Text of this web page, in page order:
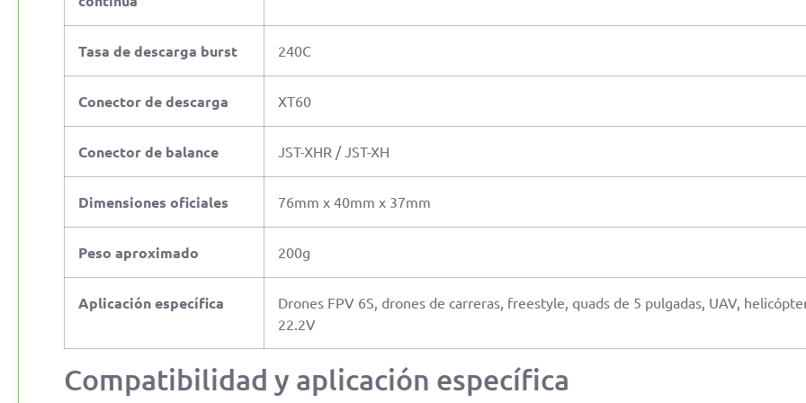
Tasa de descarga burst 240C
Conector de descarga XT60
Conector de balance JST-XHR / JST-XH
Dimensiones oficiales 76mm x 40mm x 37mm
Peso aproximado 200g
Aplicación específica
Drones FPV 6S, drones de carreras, freestyle, quads de 5 pulgadas, UAV,
22.2V
Compatibilidad y aplicación específica